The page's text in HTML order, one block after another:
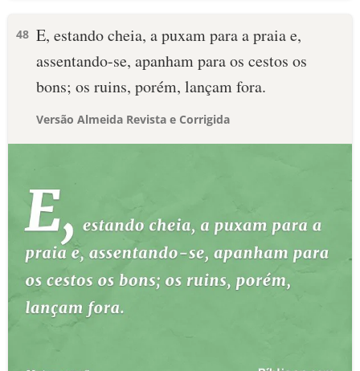
48 E, estando cheia, a puxam para a praia e,
assentando-se, apanham para os cestos os
bons; os ruins, porém, lançam fora.
Versão Almeida Revista e Corrigida